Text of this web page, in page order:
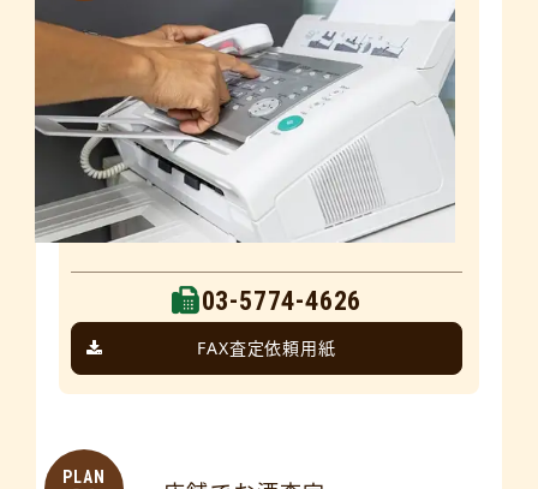
03-5774-4626
FAX査定依頼用紙
PLAN